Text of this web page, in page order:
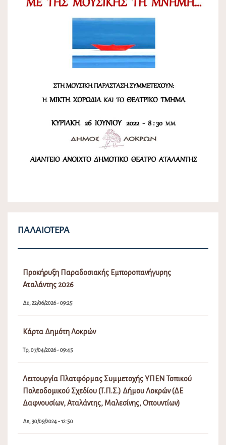
ΠΑΛΑΙΌΤΕΡΑ
Προκήρυξη Παραδοσιακής Εμποροπανήγυρης
Αταλάντης 2026
Δε, 22/06/2026 - 09:25
Κάρτα Δημότη Λοκρών
Τρ, 07/04/2026 - 09:45
Λειτουργία Πλατφόρμας Συμμετοχής ΥΠΕΝ Τοπικού
Πολεοδομικού Σχεδίου (Τ.Π.Σ.) Δήμου Λοκρών (ΔΕ
Δαφνουσίων, Αταλάντης, Μαλεσίνης, Οπουντίων)
Δε, 30/09/2024 - 12:50